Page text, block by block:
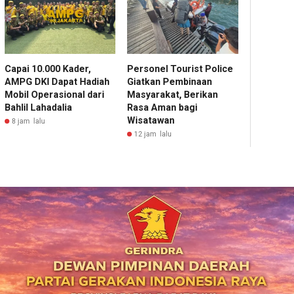
Capai 10.000 Kader,
AMPG DKI Dapat Hadiah
Mobil Operasional dari
Bahlil Lahadalia
8 jam lalu
Personel Tourist Police
Giatkan Pembinaan
Masyarakat, Berikan
Rasa Aman bagi
Wisatawan
12 jam lalu